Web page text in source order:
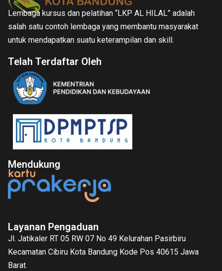
Lembaga kursus dan pelatihan “LKP AL HILAL” adalah
salah satu contoh lembaga yang membantu masyarakat
untuk mendapatkan suatu keterampilan dan skill.
Telah Terdaftar Oleh
Mendukung
Layanan Pengaduan
Jl. Jatikaler RT 05 RW 07 No 49 Kelurahan Pasirbiru
Kecamatan Cibiru Kota Bandung Kode Pos 40615 Jawa
Barat.